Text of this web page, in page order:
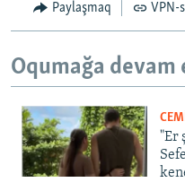
Paylaşmaq VPN-
Oqumağa devam
"Er